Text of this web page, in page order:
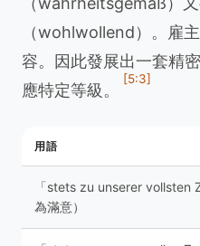
（wohlwollend）。雇
容。因此發展出一套精
應特定等級。
[5:3]
用語
「stets zu unserer vollsten
為滿意）